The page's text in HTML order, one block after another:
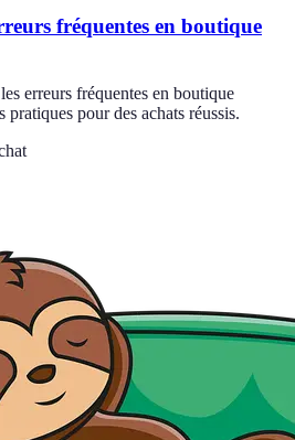
fréquentes en boutique
erreurs fréquentes en boutique
pratiques pour des achats réussis.